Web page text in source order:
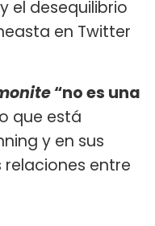
el desequilibrio
en Twitter
“no es una
que está
y en sus
entre